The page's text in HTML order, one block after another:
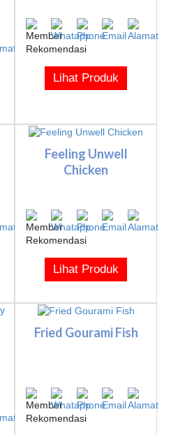
Lihat Produk
Feeling Unwell
Chicken
Lihat Produk
Fried Gourami Fish